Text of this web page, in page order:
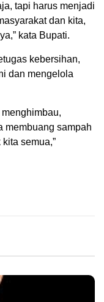
tapi harus menjadi
dan kita,
kata Bupati.
kebersihan,
dan mengelola
membuang sampah
semua,”